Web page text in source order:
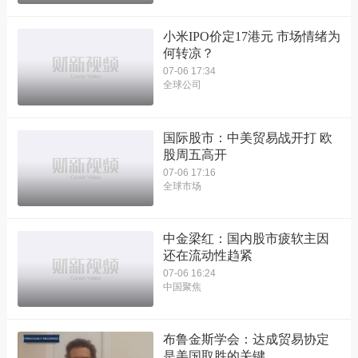
小米IPO价定17港元 市场情绪为
何转凉？
07-06 17:34
全球公司
国际股市：中美贸易战开打 欧
股周五高开
07-06 17:16
全球市场
中金梁红：国内股市疲软主因
还在流动性趋紧
07-06 16:24
中国聚焦
布鲁金斯学会：达成贸易协定